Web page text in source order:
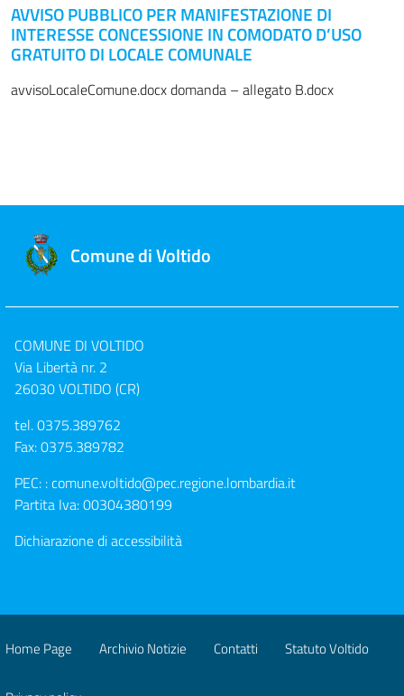
AVVISO PUBBLICO PER MANIFESTAZIONE DI
INTERESSE CONCESSIONE IN COMODATO D’USO
GRATUITO DI LOCALE COMUNALE
avvisoLocaleComune.docx domanda – allegato B.docx
Comune di Voltido
COMUNE DI VOLTIDO
Via Libertà nr. 2
26030 VOLTIDO (CR)
tel.0375.389762
Fax: 0375.389782
PEC: :comune.voltido@pec.regione.lombardia.it
Partita Iva: 00304380199
Dichiarazione di accessibilità
Home Page Archivio Notizie Contatti Statuto Voltido